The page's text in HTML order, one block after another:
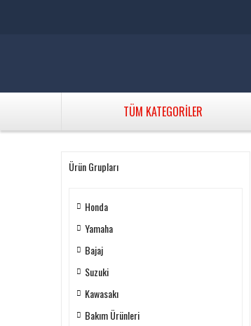
TÜM KATEGORİLER
Ürün Grupları
Honda
Yamaha
Bajaj
Suzuki
Kawasakı
Bakım Ürünleri